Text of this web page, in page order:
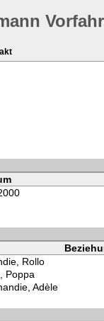
Rollo
Poppa
Adèle